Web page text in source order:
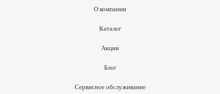
О компании
Каталог
Акции
Блог
Сервисное обслуживание